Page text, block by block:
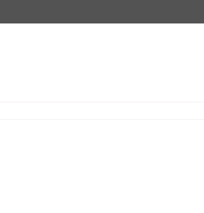
и Wellness през цялата година, вижте подробности